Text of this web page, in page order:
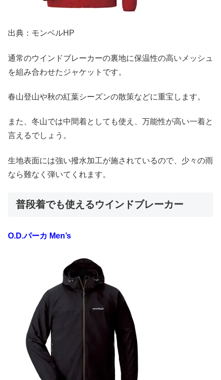
出典：モンベルHP
通常のウインドブレーカーの裏地に保温性の高いメッシュ
を組み合わせたジャケットです。
春山登山や秋の紅葉シーズンの散策などに重宝します。
また、冬山では中間着としても使え、万能性が高い一着と
言えるでしょう。
生地表面には強い撥水加工が施されているので、少々の雨
なら難なく弾いてくれます。
普段着でも使えるウインドブレーカー
O.D.パーカ Men’s